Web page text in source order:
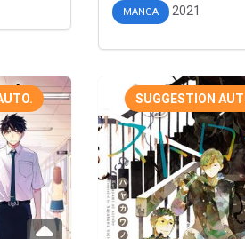
MANGA 2021
SUGGESTION